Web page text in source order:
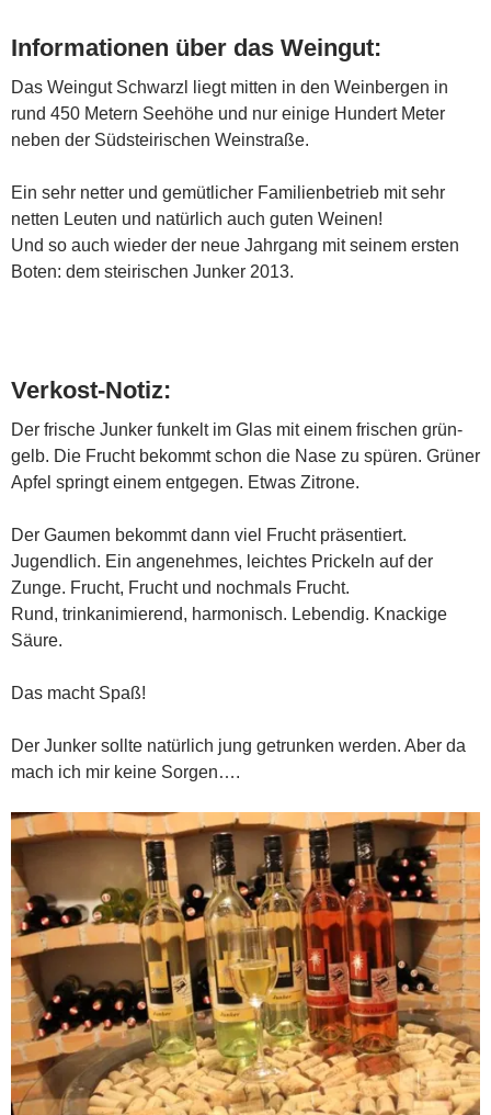
Informationen über das Weingut:
Das Weingut Schwarzl liegt mitten in den Weinbergen in
rund 450 Metern Seehöhe und nur einige Hundert Meter
neben der Südsteirischen Weinstraße.
Ein sehr netter und gemütlicher Familienbetrieb mit sehr
netten Leuten und natürlich auch guten Weinen!
Und so auch wieder der neue Jahrgang mit seinem ersten
Boten: dem steirischen Junker 2013.
Verkost-Notiz:
Der frische Junker funkelt im Glas mit einem frischen grün-
gelb. Die Frucht bekommt schon die Nase zu spüren. Grüner
Apfel springt einem entgegen. Etwas Zitrone.
Der Gaumen bekommt dann viel Frucht präsentiert.
Jugendlich. Ein angenehmes, leichtes Prickeln auf der
Zunge. Frucht, Frucht und nochmals Frucht.
Rund, trinkanimierend, harmonisch. Lebendig. Knackige
Säure.
Das macht Spaß!
Der Junker sollte natürlich jung getrunken werden. Aber da
mach ich mir keine Sorgen….